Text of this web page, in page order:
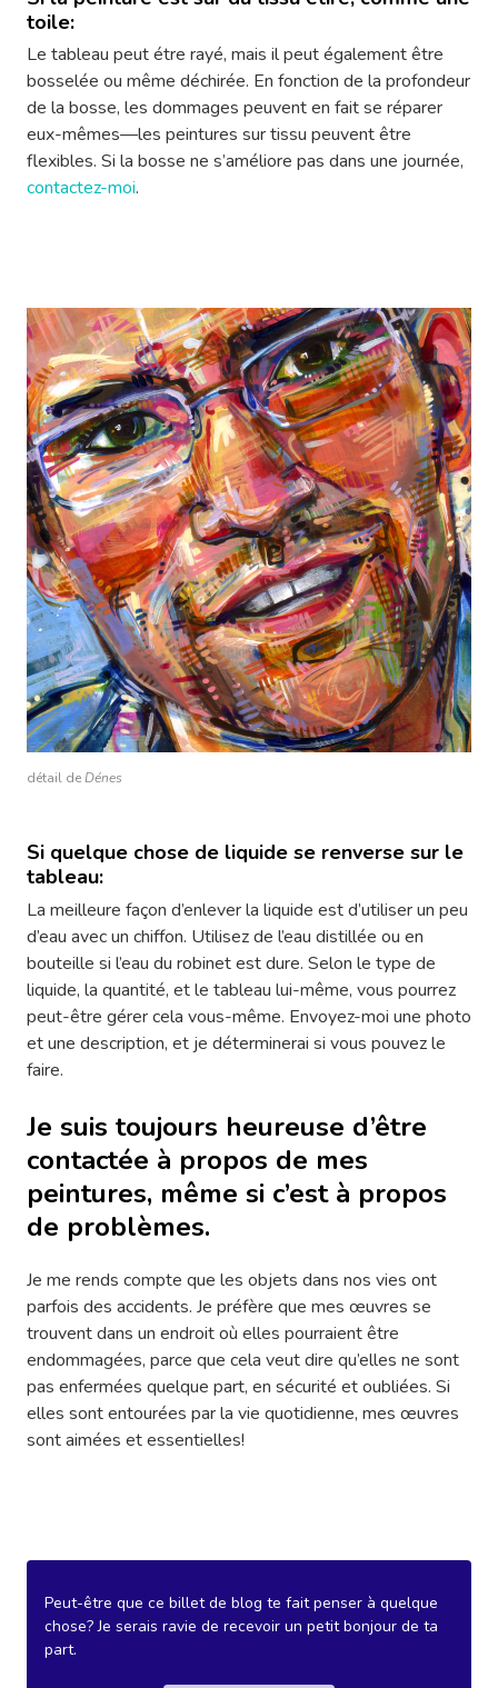
toile:
Le tableau peut étre rayé, mais il peut également être
bosselée ou même déchirée. En fonction de la profondeur
de la bosse, les dommages peuvent en fait se réparer
eux-mêmes—les peintures sur tissu peuvent être
flexibles. Si la bosse ne s’améliore pas dans une journée,
contactez-moi.
détail deDénes
Si quelque chose de liquide se renverse sur le
tableau:
La meilleure façon d’enlever la liquide est d’utiliser un peu
d’eau avec un chiffon. Utilisez de l’eau distillée ou en
bouteille si l’eau du robinet est dure. Selon le type de
liquide, la quantité, et le tableau lui-même, vous pourrez
peut-être gérer cela vous-même. Envoyez-moi une photo
et une description, et je déterminerai si vous pouvez le
faire.
Je suis toujours heureuse d’être
contactée à propos de mes
peintures, même si c’est à propos
de problèmes.
Je me rends compte que les objets dans nos vies ont
parfois des accidents. Je préfère que mes œuvres se
trouvent dans un endroit où elles pourraient être
endommagées, parce que cela veut dire qu’elles ne sont
pas enfermées quelque part, en sécurité et oubliées. Si
elles sont entourées par la vie quotidienne, mes œuvres
sont aimées et essentielles!
Peut-être que ce billet de blog te fait penser à quelque
chose? Je serais ravie de recevoir un petit bonjour de ta
part.